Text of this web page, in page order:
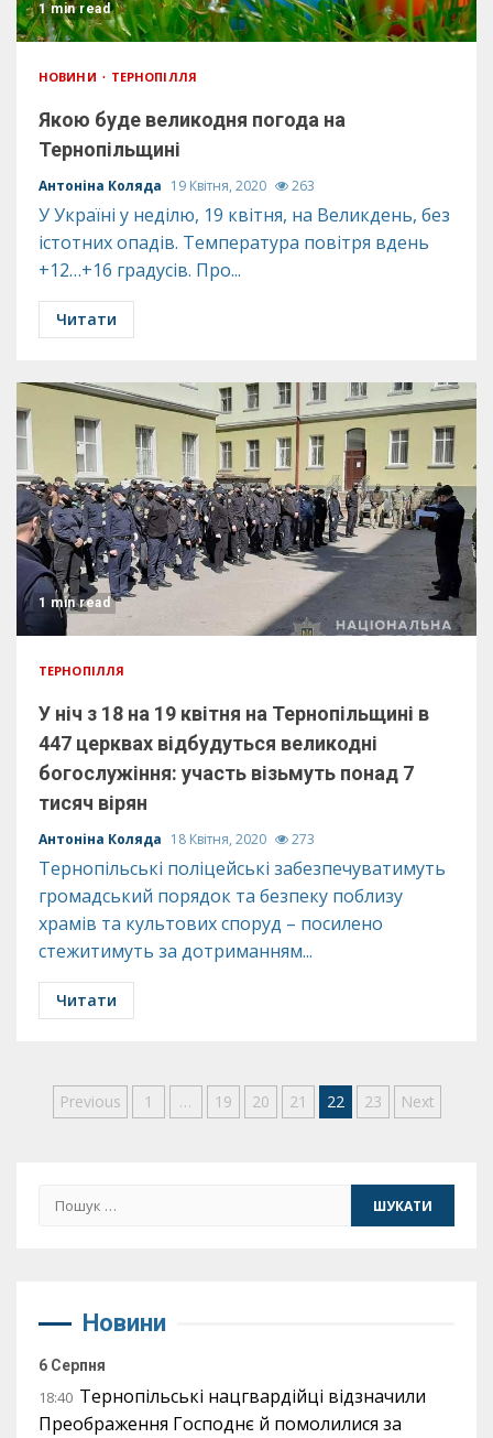
1 min read
НОВИНИ ТЕРНОПІЛЛЯ
Якою буде великодня погода на
Тернопільщині
Антоніна Коляда 19 Квітня, 2020 263
У Україні у неділю, 19 квітня, на Великдень, без
істотних опадів. Температура повітря вдень
+12…+16 градусів. Про...
Читати
1 min read
ТЕРНОПІЛЛЯ
У ніч з 18 на 19 квітня на Тернопільщині в
447 церквах відбудуться великодні
богослужіння: участь візьмуть понад 7
тисяч вірян
Антоніна Коляда 18 Квітня, 2020 273
Тернопільські поліцейські забезпечуватимуть
громадський порядок та безпеку поблизу
храмів та культових споруд – посилено
стежитимуть за дотриманням...
Читати
Пагінація
Previous 1 … 19 20 21 22 23 Next
Пошук:
Новини
6 Серпня
18:40 Тернопільські нацгвардійці відзначили
Преображення Господнє й помолилися за